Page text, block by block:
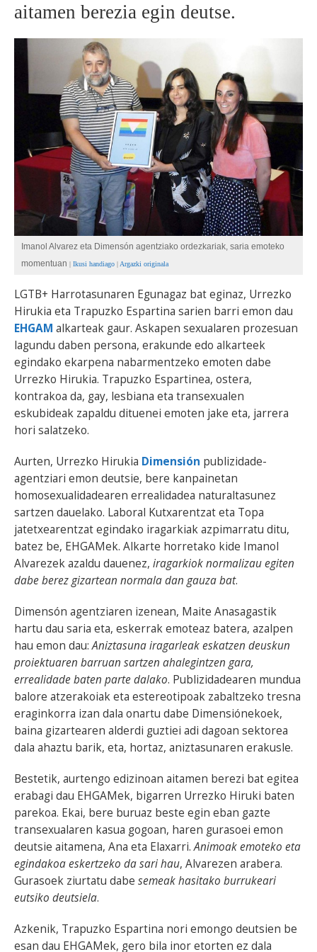
ARGAZKIAK
... AUKERA GEHIAGO
aitamen berezia egin deutse.
Imanol Alvarez eta Dimensón agentziako ordezkariak, saria emoteko
momentuan
Ikusi handiago Argazki originala
LGTB+ Harrotasunaren Egunagaz bat eginaz, Urrezko
Hirukia eta Trapuzko Espartina sarien barri emon dau
EHGAM alkarteak gaur. Askapen sexualaren prozesuan
lagundu daben persona, erakunde edo alkarteek
egindako ekarpena nabarmentzeko emoten dabe
Urrezko Hirukia. Trapuzko Espartinea, ostera,
kontrakoa da, gay, lesbiana eta transexualen
eskubideak zapaldu dituenei emoten jake eta, jarrera
hori salatzeko.
Aurten, Urrezko Hirukia Dimensión publizidade-
agentziari emon deutsie, bere kanpainetan
homosexualidadearen errealidadea naturaltasunez
sartzen dauelako. Laboral Kutxarentzat eta Topa
jatetxearentzat egindako iragarkiak azpimarratu ditu,
batez be, EHGAMek. Alkarte horretako kide Imanol
Alvarezek azaldu dauenez, iragarkiok normalizau egiten
dabe berez gizartean normala dan gauza bat.
Dimensón agentziaren izenean, Maite Anasagastik
hartu dau saria eta, eskerrak emoteaz batera, azalpen
hau emon dau:Aniztasuna iragarleak eskatzen deuskun
proiektuaren barruan sartzen ahalegintzen gara,
errealidade baten parte dalako. Publizidadearen mundua
balore atzerakoiak eta estereotipoak zabaltzeko tresna
eraginkorra izan dala onartu dabe Dimensiónekoek,
baina gizartearen alderdi guztiei adi dagoan sektorea
dala ahaztu barik, eta, hortaz, aniztasunaren erakusle.
Bestetik, aurtengo edizinoan aitamen berezi bat egitea
erabagi dau EHGAMek, bigarren Urrezko Hiruki baten
parekoa. Ekai, bere buruaz beste egin eban gazte
transexualaren kasua gogoan, haren gurasoei emon
deutsie aitamena, Ana eta Elaxarri.Animoak emoteko eta
egindakoa eskertzeko da sari hau, Alvarezen arabera.
Gurasoek ziurtatu dabe semeak hasitako burrukeari
eutsiko deutsiela.
Azkenik, Trapuzko Espartina nori emongo deutsien be
esan dau EHGAMek, gero bila inor etorten ez dala